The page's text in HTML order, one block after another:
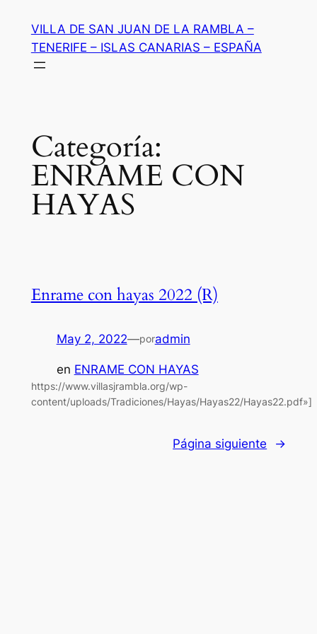
contenido
VILLA DE SAN JUAN DE LA RAMBLA –
TENERIFE – ISLAS CANARIAS – ESPAÑA
Categoría:
ENRAME CON
HAYAS
Enrame con hayas 2022 (R)
May 2, 2022—poradmin
en ENRAME CON HAYAS
https://www.villasjrambla.org/wp-
content/uploads/Tradiciones/Hayas/Hayas22/Hayas22.pdf»]
Página siguiente →